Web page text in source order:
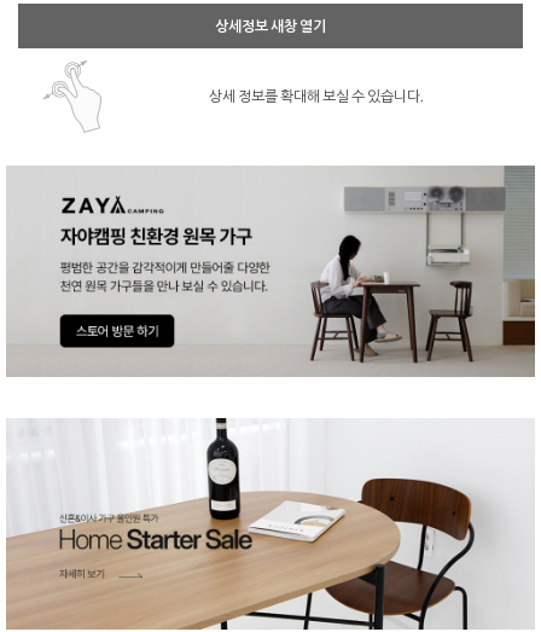
상세정보 새창 열기
상세 정보를 확대해 보실 수 있습니다.